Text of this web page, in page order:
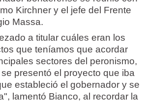
Kirchner y el jefe del Frente
Massa.
a titular cuáles eran los
que teníamos que acordar
sectores del peronismo,
presentó el proyecto que iba
estableció el gobernador y se
lamentó Bianco, al recordar la